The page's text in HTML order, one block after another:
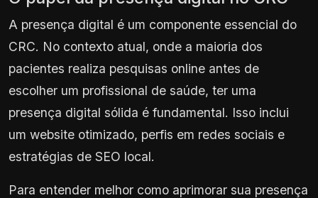
A presença digital é um componente essencial do
CRC. No contexto atual, onde a maioria dos
pacientes realiza pesquisas online antes de
escolher um profissional de saúde, ter uma
presença digital sólida é fundamental. Isso inclui
um website otimizado, perfis em redes sociais e
estratégias de SEO local.
Para entender melhor como aprimorar sua presença